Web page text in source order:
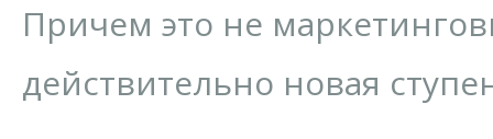
Причем это не
действительно новая